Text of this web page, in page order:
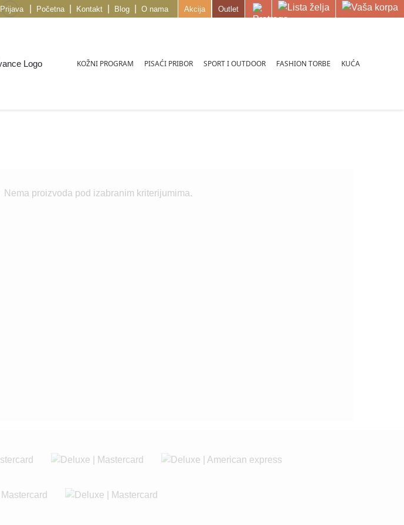
Prijava Početna Kontakt Blog O nama Akcija Outlet
KOŽNI PROGRAM PISAĆI PRIBOR SPORT I OUTDOOR FASHION TORBE KUĆA
Nema proizvoda pod izabranim kriterijumima.